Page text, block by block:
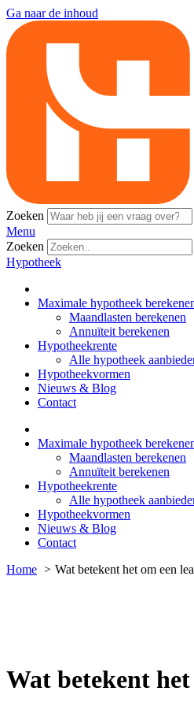
Ga naar de inhoud
Zoeken
Menu
Zoeken
Hypotheek
Maximale hypotheek
Maandlasten berekenen
Annuïteit berekenen
Hypotheekrente
Alle hypotheek
Hypotheekvormen
Nieuws & Blog
Contact
Maximale hypotheek
Maandlasten berekenen
Annuïteit berekenen
Hypotheekrente
Alle hypotheek
Hypotheekvormen
Nieuws & Blog
Contact
Home
Wat betekent het om een
Wat betekent het